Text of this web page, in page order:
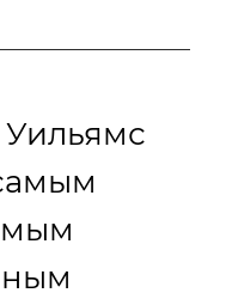
Уильямс